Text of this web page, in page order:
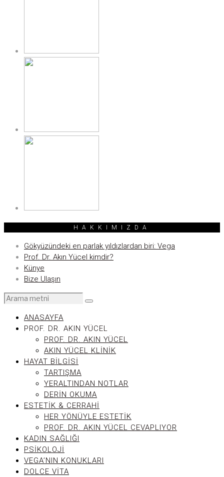
HAKKIMIZDA
Gökyüzündeki en parlak yıldızlardan biri: Vega
Prof. Dr. Akın Yücel kimdir?
Künye
Bize Ulaşın
ANASAYFA
PROF. DR. AKIN YÜCEL
PROF. DR. AKIN YÜCEL
AKIN YÜCEL KLINIK
HAYAT BILGISI
TARTIŞMA
YERALTINDAN NOTLAR
DERIN OKUMA
ESTETIK & CERRAHI
HER YÖNÜYLE ESTETIK
PROF. DR. AKIN YÜCEL CEVAPLIYOR
KADIN SAĞLIĞI
PSIKOLOJI
VEGA’NIN KONUKLARI
DOLCE VITA